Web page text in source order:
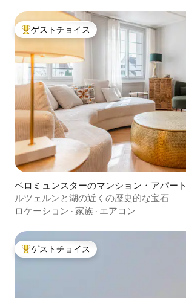
大好評のゲストチョイスです。
ゲストチョイス
ベロミュンスターのマンション・アパート
ルツェルンと湖の近くの歴史的な宝石
ロケーション · 家族 · エアコン
大好評のゲストチョイスです。
ゲストチョイス